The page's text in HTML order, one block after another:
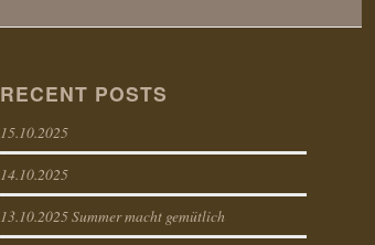
RECENT POSTS
15.10.2025
14.10.2025
13.10.2025 Summer macht gemütlich